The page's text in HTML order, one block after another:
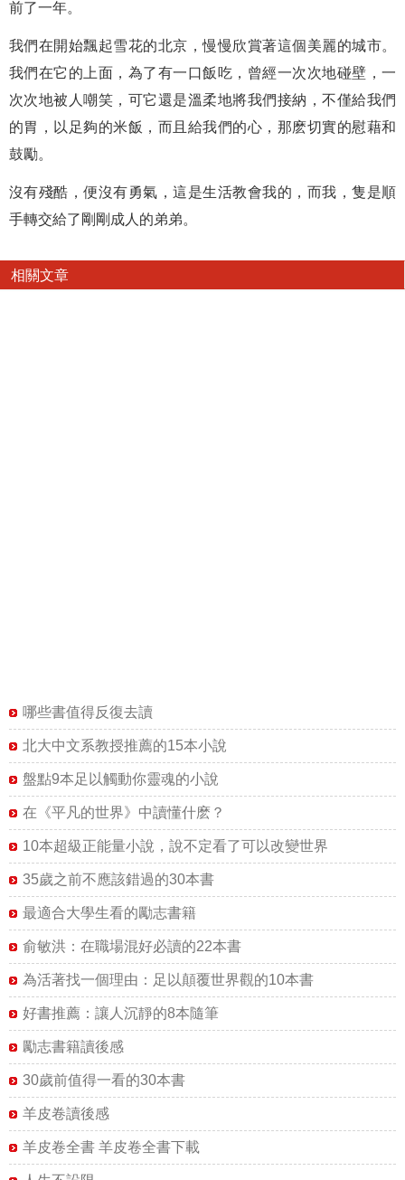
前了一年。
我們在開始飄起雪花的北京，慢慢欣賞著這個美麗的城市。
我們在它的上面，為了有一口飯吃，曾經一次次地碰壁，一
次次地被人嘲笑，可它還是溫柔地將我們接納，不僅給我們
的胃，以足夠的米飯，而且給我們的心，那麽切實的慰藉和
鼓勵。
沒有殘酷，便沒有勇氣，這是生活教會我的，而我，隻是順
手轉交給了剛剛成人的弟弟。
相關文章
哪些書值得反復去讀
北大中文系教授推薦的15本小說
盤點9本足以觸動你靈魂的小說
在《平凡的世界》中讀懂什麽？
10本超級正能量小說，說不定看了可以改變世界
35歲之前不應該錯過的30本書
最適合大學生看的勵志書籍
俞敏洪：在職場混好必讀的22本書
為活著找一個理由：足以顛覆世界觀的10本書
好書推薦：讓人沉靜的8本隨筆
勵志書籍讀後感
30歲前值得一看的30本書
羊皮卷讀後感
羊皮卷全書 羊皮卷全書下載